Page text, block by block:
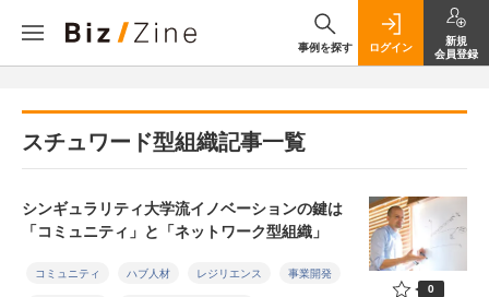
事例を探す ログイン
新規
会員登録
スチュワード型組織記事一覧
シンギュラリティ大学流イノベーションの鍵は
「コミュニティ」と「ネットワーク型組織」
コミュニティ ハブ人材 レジリエンス 事業開発
0